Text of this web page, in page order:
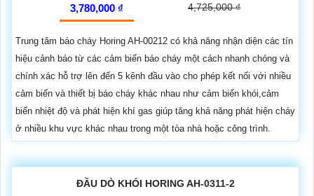
3,780,000 ₫ 4,725,000 ₫
Trung tâm báo cháy Horing AH-00212 có khả năng nhận diện các tín
hiệu cảnh báo từ các cảm biến báo cháy một cách nhanh chóng và
chính xác hỗ trợ lên đến 5 kênh đầu vào cho phép kết nối với nhiều
cảm biến và thiết bị báo cháy khác nhau như cảm biến khói,cảm
biến nhiệt độ và phát hiện khí gas giúp tăng khả năng phát hiện cháy
ở nhiều khu vực khác nhau trong một tòa nhà hoặc công trình.
ĐẦU DÒ KHÓI HORING AH-0311-2